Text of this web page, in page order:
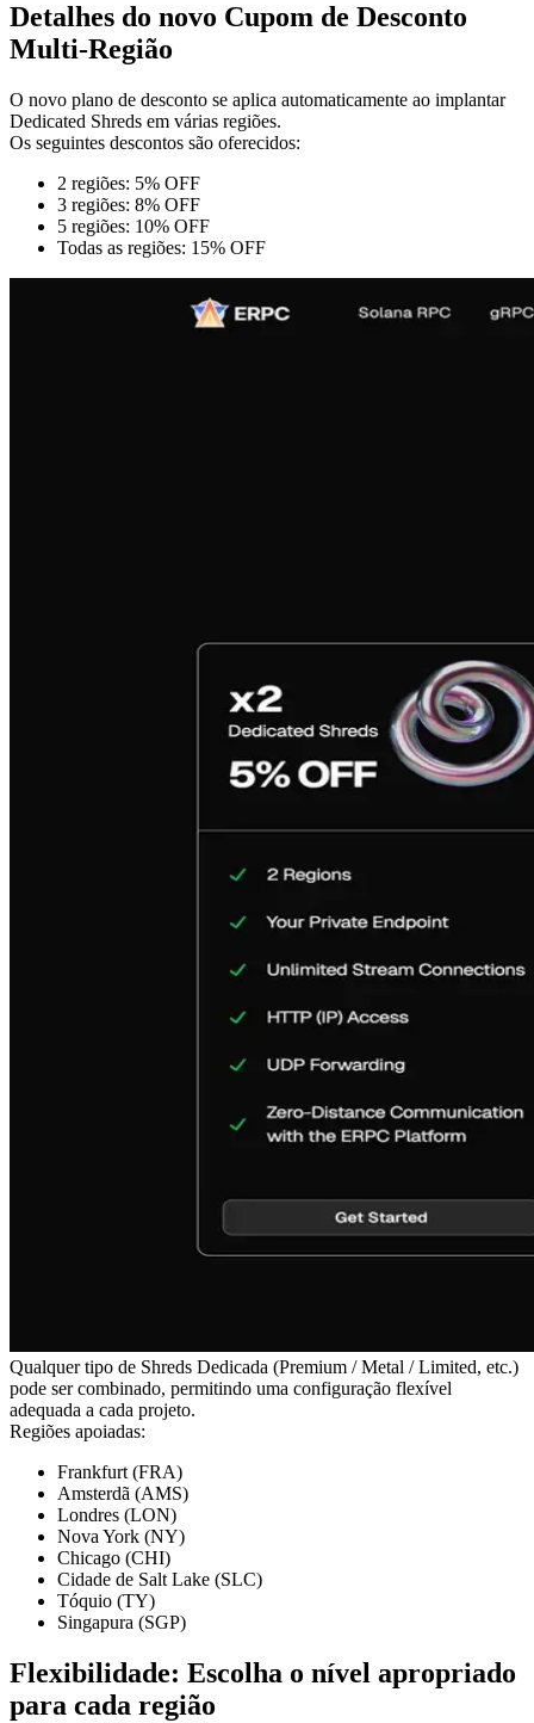
Detalhes do novo Cupom de Desconto
Multi-Região
O novo plano de desconto se aplica automaticamente ao implantar
Dedicated Shreds em várias regiões.
Os seguintes descontos são oferecidos:
2 regiões: 5% OFF
3 regiões: 8% OFF
5 regiões: 10% OFF
Todas as regiões: 15% OFF
Qualquer tipo de Shreds Dedicada (Premium / Metal / Limited, etc.)
pode ser combinado, permitindo uma configuração flexível
adequada a cada projeto.
Regiões apoiadas:
Frankfurt (FRA)
Amsterdã (AMS)
Londres (LON)
Nova York (NY)
Chicago (CHI)
Cidade de Salt Lake (SLC)
Tóquio (TY)
Singapura (SGP)
Flexibilidade: Escolha o nível apropriado
para cada região